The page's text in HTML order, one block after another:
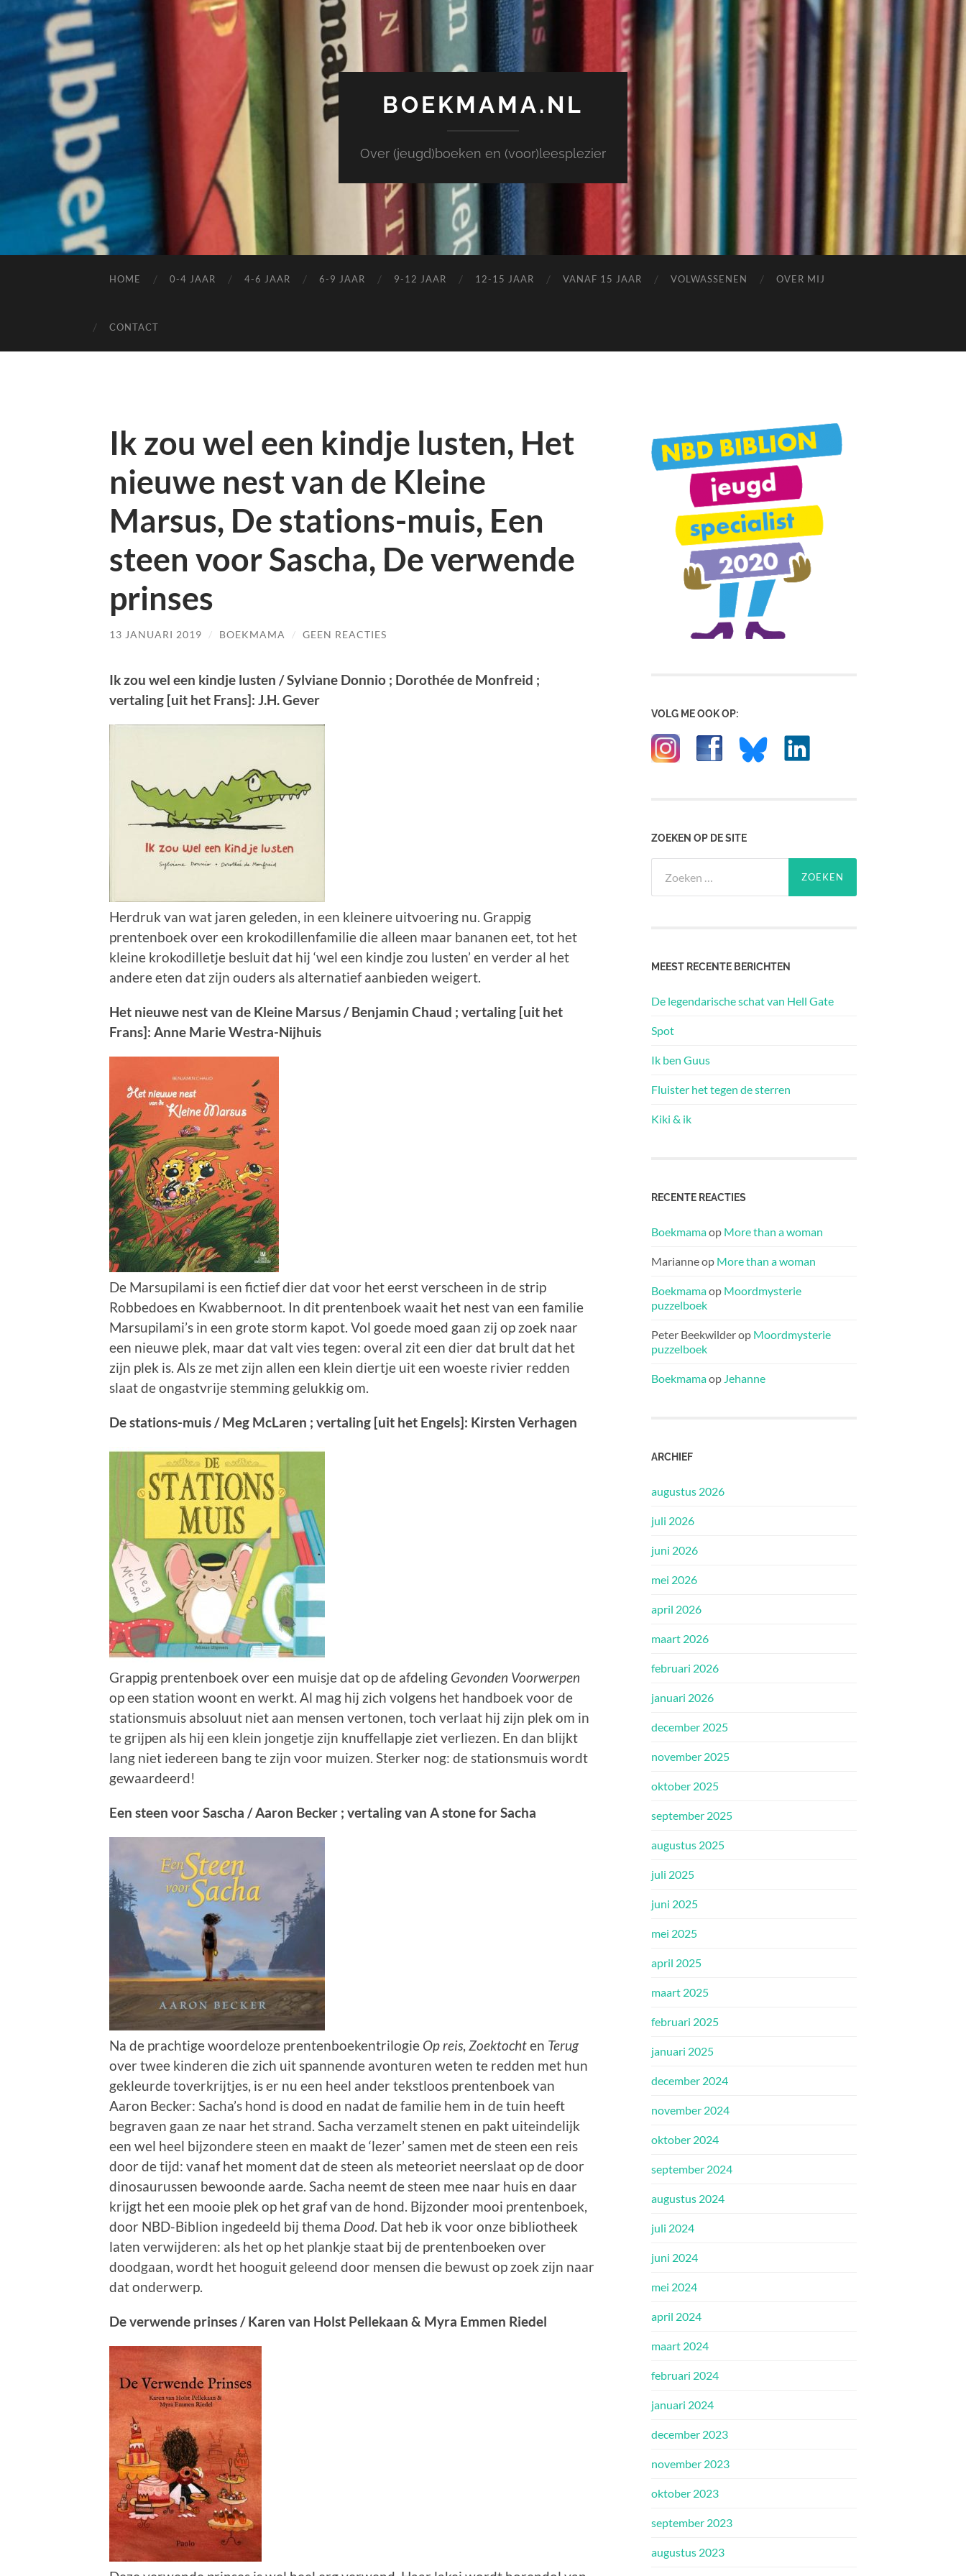
BOEKMAMA.NL
Over (jeugd)boeken en (voor)leesplezier
HOME 0-4 JAAR 4-6 JAAR 6-9 JAAR 9-12 JAAR 12-15 JAAR VANAF 15 JAAR VOLWASSENEN OVER MIJ
CONTACT
Ik zou wel een kindje lusten, Het
nieuwe nest van de Kleine
Marsus, De stations-muis, Een
steen voor Sascha, De verwende
prinses
13 JANUARI 2019 / BOEKMAMA / GEEN REACTIES
Ik zou wel een kindje lusten / Sylviane Donnio ; Dorothée de Monfreid ;
vertaling [uit het Frans]: J.H. Gever
Herdruk van wat jaren geleden, in een kleinere uitvoering nu. Grappig
prentenboek over een krokodillenfamilie die alleen maar bananen eet, tot het
kleine krokodilletje besluit dat hij ‘wel een kindje zou lusten’ en verder al het
andere eten dat zijn ouders als alternatief aanbieden weigert.
Het nieuwe nest van de Kleine Marsus / Benjamin Chaud ; vertaling [uit het
Frans]: Anne Marie Westra-Nijhuis
De Marsupilami is een fictief dier dat voor het eerst verscheen in de strip
Robbedoes en Kwabbernoot. In dit prentenboek waait het nest van een familie
Marsupilami’s in een grote storm kapot. Vol goede moed gaan zij op zoek naar
een nieuwe plek, maar dat valt vies tegen: overal zit een dier dat brult dat het
zijn plek is. Als ze met zijn allen een klein diertje uit een woeste rivier redden
slaat de ongastvrije stemming gelukkig om.
De stations-muis / Meg McLaren ; vertaling [uit het Engels]: Kirsten Verhagen
Grappig prentenboek over een muisje dat op de afdeling Gevonden Voorwerpen
op een station woont en werkt. Al mag hij zich volgens het handboek voor de
stationsmuis absoluut niet aan mensen vertonen, toch verlaat hij zijn plek om in
te grijpen als hij een klein jongetje zijn knuffellapje ziet verliezen. En dan blijkt
lang niet iedereen bang te zijn voor muizen. Sterker nog: de stationsmuis wordt
gewaardeerd!
Een steen voor Sascha / Aaron Becker ; vertaling van A stone for Sacha
Na de prachtige woordeloze prentenboekentrilogie Op reis Zoektochten Terug
over twee kinderen die zich uit spannende avonturen weten te redden met hun
gekleurde toverkrijtjes, is er nu een heel ander tekstloos prentenboek van
Aaron Becker: Sacha’s hond is dood en nadat de familie hem in de tuin heeft
begraven gaan ze naar het strand. Sacha verzamelt stenen en pakt uiteindelijk
een wel heel bijzondere steen en maakt de ‘lezer’ samen met de steen een reis
door de tijd: vanaf het moment dat de steen als meteoriet neerslaat op de door
dinosaurussen bewoonde aarde. Sacha neemt de steen mee naar huis en daar
krijgt het een mooie plek op het graf van de hond. Bijzonder mooi prentenboek,
door NBD-Biblion ingedeeld bij thema Dood . Dat heb ik voor onze bibliotheek
laten verwijderen: als het op het plankje staat bij de prentenboeken over
doodgaan, wordt het hooguit geleend door mensen die bewust op zoek zijn naar
dat onderwerp.
De verwende prinses / Karen van Holst Pellekaan & Myra Emmen Riedel
VOLG ME OOK OP:
ZOEKEN OP DE SITE
naar:
MEEST RECENTE BERICHTEN
De legendarische schat van Hell Gate
Spot
Ik ben Guus
Fluister het tegen de sterren
Kiki & ik
RECENTE REACTIES
Boekmamaop More than a woman
Marianneop More than a woman
Boekmamaop Moordmysterie
puzzelboek
Peter Beekwilderop Moordmysterie
puzzelboek
Boekmamaop Jehanne
ARCHIEF
augustus 2026
juli 2026
juni 2026
mei 2026
april 2026
maart 2026
februari 2026
januari 2026
december 2025
november 2025
oktober 2025
september 2025
augustus 2025
juli 2025
juni 2025
mei 2025
april 2025
maart 2025
februari 2025
januari 2025
december 2024
november 2024
oktober 2024
september 2024
augustus 2024
juli 2024
juni 2024
mei 2024
april 2024
maart 2024
februari 2024
januari 2024
december 2023
november 2023
oktober 2023
september 2023
augustus 2023